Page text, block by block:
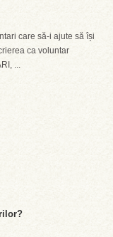
care să-i ajute să își
ca voluntar
...